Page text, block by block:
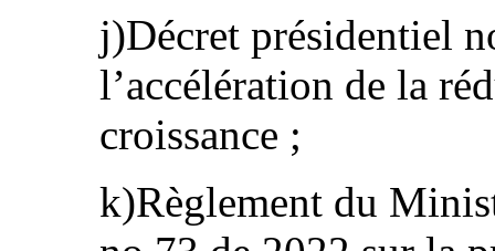
j)Décret présidentiel
l’accélération de la
croissance ;
k)Règlement du